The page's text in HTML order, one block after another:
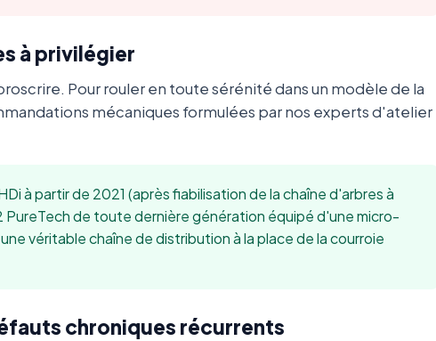
à privilégier
Pour rouler en toute sérénité dans un modèle de la
mécaniques formulées par nos experts d'atelier
à partir de 2021 (après fiabilisation de la chaîne d'arbres à
PureTech de toute dernière génération équipé d'une micro-
véritable chaîne de distribution à la place de la courroie
chroniques récurrents